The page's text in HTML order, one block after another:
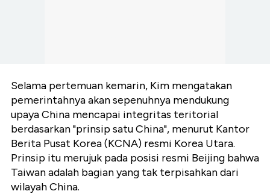
Selama pertemuan kemarin, Kim mengatakan
pemerintahnya akan sepenuhnya mendukung
upaya China mencapai integritas teritorial
berdasarkan "prinsip satu China", menurut Kantor
Berita Pusat Korea (KCNA) resmi Korea Utara.
Prinsip itu merujuk pada posisi resmi Beijing bahwa
Taiwan adalah bagian yang tak terpisahkan dari
wilayah China.